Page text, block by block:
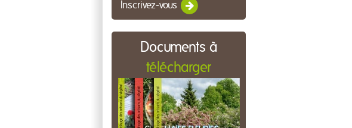
Inscrivez-vous
Documents à
télécharger